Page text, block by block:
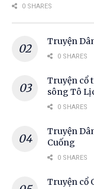
0 SHARES
Truyện
0 SHARES
Truyện cổ
sông Tô
0 SHARES
Truyện
Cuống
0 SHARES
Truyện cổ